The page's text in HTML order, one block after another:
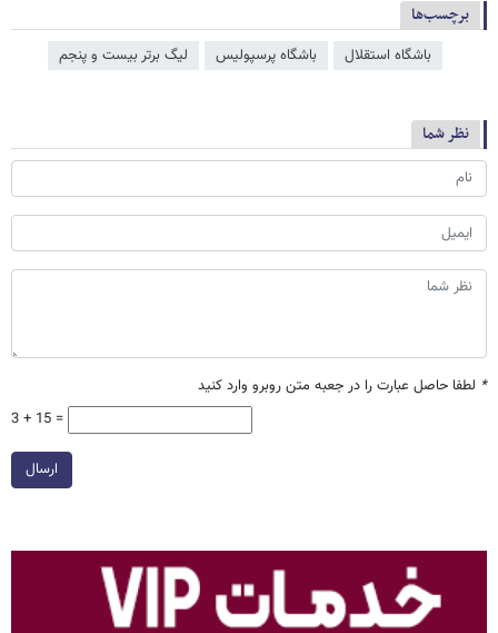
برچسب‌ها
باشگاه استقلال باشگاه پرسپولیس لیگ برتر بیست و پنجم
نظر شما
* لطفا حاصل عبارت را در جعبه متن روبرو وارد کنید
3 + 15 =
ارسال